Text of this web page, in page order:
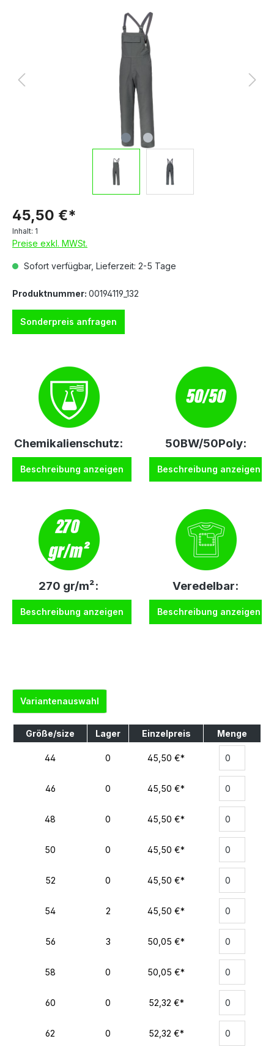
45,50 €*
Inhalt: 1
Preise exkl. MWSt.
Sofort verfügbar, Lieferzeit: 2-5 Tage
Produktnummer: 00194119_132
Sonderpreis anfragen
Chemikalienschutz:
Beschreibung anzeigen
50BW/50Poly:
Beschreibung anzeigen
270 gr/m²:
Beschreibung anzeigen
Veredelbar:
Beschreibung anzeigen
Variantenauswahl
Größe/size Lager Einzelpreis Menge
44 0 45,50 €*
46 0 45,50 €*
48 0 45,50 €*
50 0 45,50 €*
52 0 45,50 €*
54 2 45,50 €*
56 3 50,05 €*
58 0 50,05 €*
60 0 52,32 €*
62 0 52,32 €*